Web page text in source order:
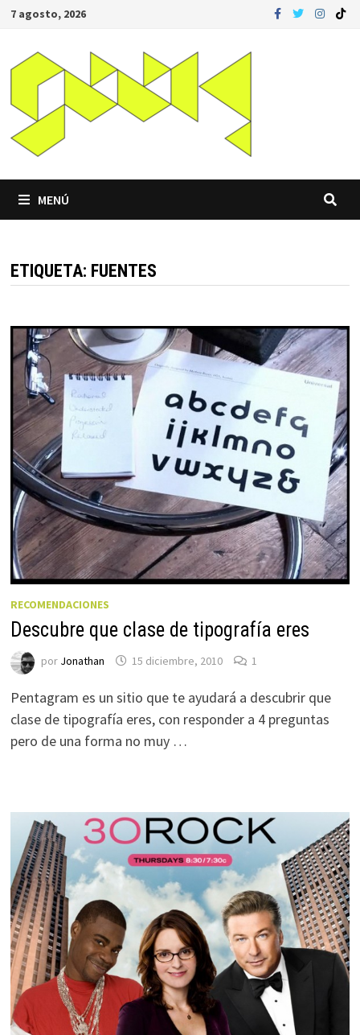
Saltar
contenido
7 agosto, 2026
MENÚ
ETIQUETA: FUENTES
RECOMENDACIONES
Descubre que clase de tipografía eres
por Jonathan 15 diciembre, 2010 1
Pentagram es un sitio que te ayudará a descubrir que
clase de tipografía eres, con responder a 4 preguntas
pero de una forma no muy …